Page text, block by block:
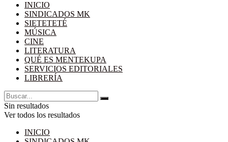
INICIO
SINDICADOS MK
SIETETETÉ
MÚSICA
CINE
LITERATURA
QUÉ ES MENTEKUPA
SERVICIOS EDITORIALES
LIBRERÍA
Sin resultados
Ver todos los resultados
INICIO